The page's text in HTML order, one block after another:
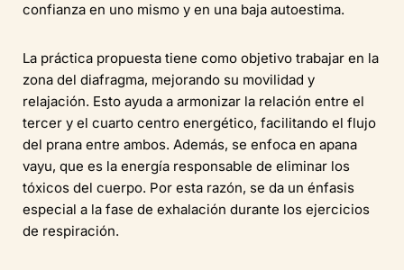
confianza en uno mismo y en una baja autoestima.
La práctica propuesta tiene como objetivo trabajar en la
zona del diafragma, mejorando su movilidad y
relajación. Esto ayuda a armonizar la relación entre el
tercer y el cuarto centro energético, facilitando el flujo
del prana entre ambos. Además, se enfoca en apana
vayu, que es la energía responsable de eliminar los
tóxicos del cuerpo. Por esta razón, se da un énfasis
especial a la fase de exhalación durante los ejercicios
de respiración.